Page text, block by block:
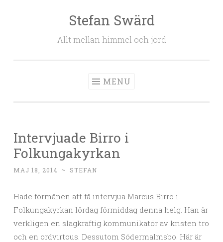
Stefan Swärd
Allt mellan himmel och jord
MENU
Intervjuade Birro i
Folkungakyrkan
MAJ 18, 2014 ~ STEFAN
Hade förmånen att få intervjua Marcus Birro i
Folkungakyrkan lördag förmiddag denna helg. Han är
verkligen en slagkraftig kommunikatör av kristen tro
och en ordvirtous. Dessutom Södermalmsbo. Här är